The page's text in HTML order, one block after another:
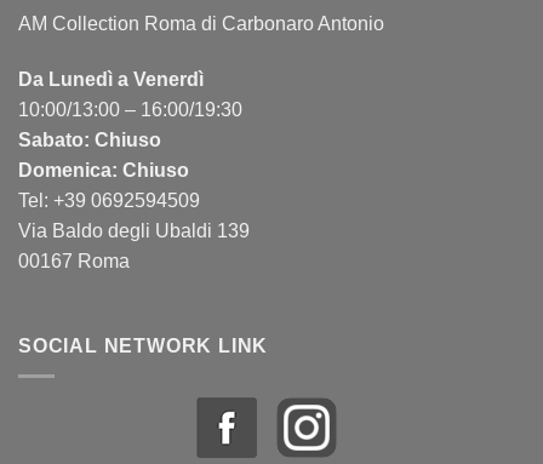
AM Collection Roma di Carbonaro Antonio
Da Lunedì a Venerdì
10:00/13:00 – 16:00/19:30
Sabato: Chiuso
Domenica: Chiuso
Tel: +39 0692594509
Via Baldo degli Ubaldi 139
00167 Roma
SOCIAL NETWORK LINK